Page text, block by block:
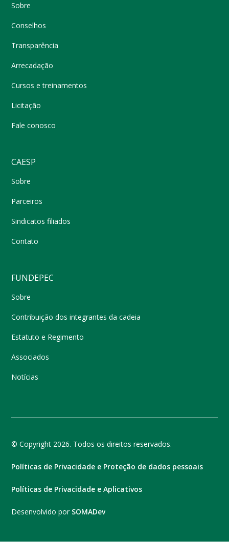
Sobre
Conselhos
Transparência
Arrecadação
Cursos e treinamentos
Licitação
Fale conosco
CAESP
Sobre
Parceiros
Sindicatos filiados
Contato
FUNDEPEC
Sobre
Contribuição dos integrantes da cadeia
Estatuto e Regimento
Associados
Notícias
© Copyright 2026. Todos os direitos reservados.
Políticas de Privacidade e Proteção de dados pessoais
Políticas de Privacidade e Aplicativos
Desenvolvido por SOMADev